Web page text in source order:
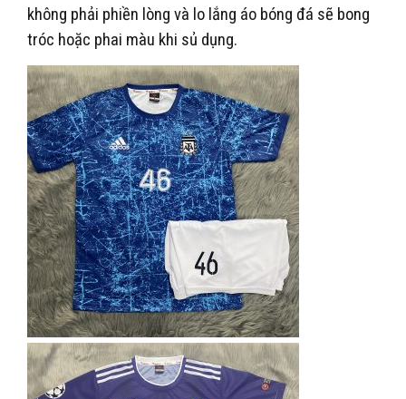
không phải phiền lòng và lo lắng áo bóng đá sẽ bong
tróc hoặc phai màu khi sủ dụng.